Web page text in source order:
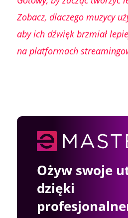
Zobacz, dlaczego muzycy
aby ich dźwięk brzmiał
na platformach
Ożyw swoje
dzięki